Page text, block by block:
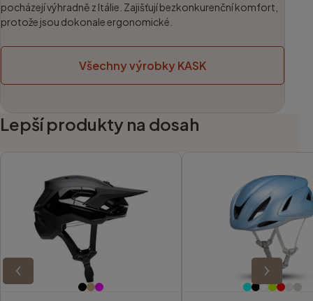
pocházejí výhradně z Itálie. Zajišťují bezkonkurenční komfort,
protože jsou dokonale ergonomické.
Všechny výrobky KASK
Lepší produkty na dosah